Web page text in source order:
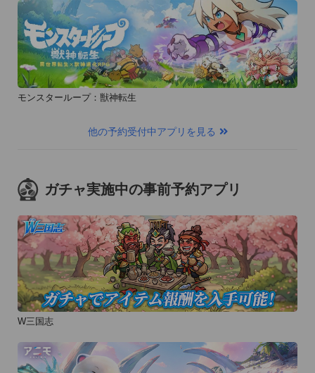
恋愛ドラマアプリは自分がヒロインとなり、好みの相手と理想
の恋愛ストーリーを体験することができます。
■アプリの質問、不具合報告
ご質問、不具合報告はkaito_app@inq.voltage.co.jpへご連絡を
お願い致します。
の程、宜しくお願い致します。
【推奨端末】iPhone5S、iPhone5C、iPhone5、iPhone4S、
～
【推奨OS】iOS 6.0～
【非対応端末】iPhone3GS、iPhone3G、iPad（第1世代）、
iPod touch (～第4世代)
--------------------------
モンスターループ：獣神転生
他の予約受付中アプリを見る
ガチャ実施中の事前予約アプリ
W三国志